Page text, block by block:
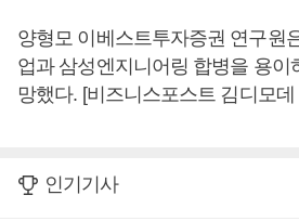
양형모 이베스트투자증권 연구원
업과 삼성엔지니어링 합병을 용이
망했다. [비즈니스포스트 김디모데
인기기사